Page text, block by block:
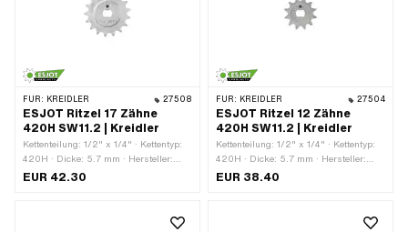
FÜR: KREIDLER 27508
ESJOT Ritzel 17 Zähne
420H SW11.2 | Kreidler
Kettenteilung: 1/2" x 1/4" · Kettentyp:
420H · Dicke: 5.7 mm · Hersteller:
ESJOT · Material: Stahl ·
EUR 42.30
FÜR: KREIDLER 27504
ESJOT Ritzel 12 Zähne
420H SW11.2 | Kreidler
Kettenteilung: 1/2" x 1/4" · Kettentyp:
420H · Dicke: 5.7 mm · Hersteller:
ESJOT · Material: Stahl ·
EUR 38.40